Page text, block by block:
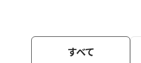
すべて